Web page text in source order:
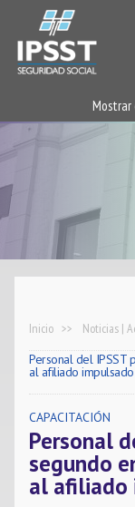
Mostrar
Inicio
Noticias |
Personal del IPSST
al afiliado impulsado
CAPACITACIÓN
Personal
segundo
al afiliado